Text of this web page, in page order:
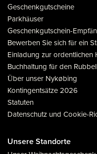
Geschenkgutscheine
Parkhäuser
Geschenkgutschein-
Bewerben Sie sich für ein
Einladung zur
Buchhaltung für den
Über unser Nykøbing
Kontingentsätze 2026
Statuten
Datenschutz und Cookie-
Unsere Standorte